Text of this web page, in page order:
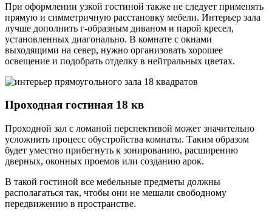
При оформлении узкой гостиной также не следует применять
прямую и симметричную расстановку мебели. Интерьер зала
лучше дополнить г-образным диваном и парой кресел,
установленных диагонально. В комнате с окнами
выходящими на север, нужно организовать хорошее
освещение и подобрать отделку в нейтральных цветах.
Проходная гостиная 18 кв
Проходной зал с ломаной перспективой может значительно
усложнить процесс обустройства комнаты. Таким образом
будет уместно прибегнуть к зонированию, расширению
дверных, оконных проемов или созданию арок.
В такой гостиной все мебельные предметы должны
располагаться так, чтобы они не мешали свободному
передвижению в пространстве.